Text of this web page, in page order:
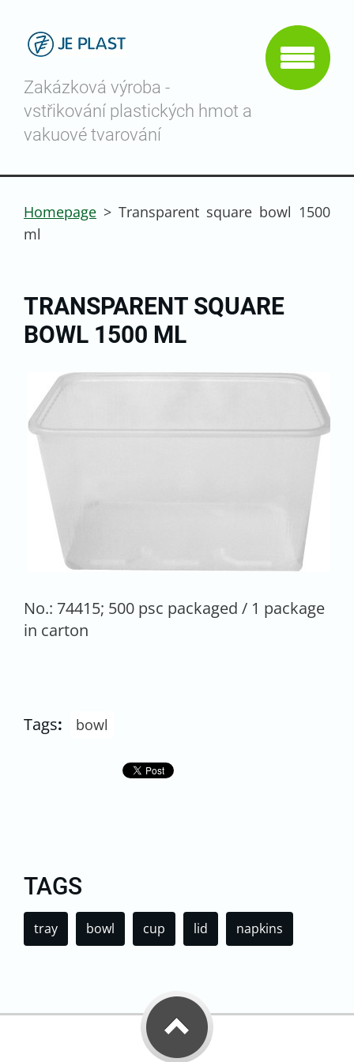
Zakázková výroba -
vstřikování plastických hmot a
vakuové tvarování
Homepage > Transparent square bowl 1500
ml
TRANSPARENT SQUARE
BOWL 1500 ML
No.: 74415; 500 psc packaged / 1 package
in carton
Tags: bowl
TAGS
tray bowl cup lid napkins